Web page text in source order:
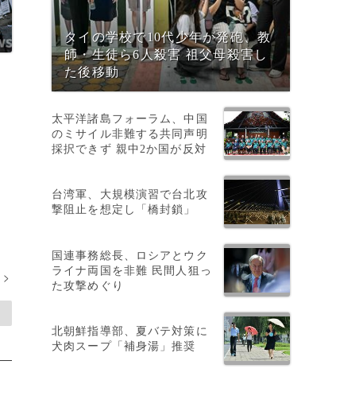
>
タイの学校で10代少年が発砲、教
師・生徒ら6人殺害 祖父母殺害し
た後移動
太平洋諸島フォーラム、中国
のミサイル非難する共同声明
採択できず 親中2か国が反対
台湾軍、大規模演習で台北攻
撃阻止を想定し「橋封鎖」
国連事務総長、ロシアとウク
ライナ両国を非難 民間人狙っ
た攻撃めぐり
北朝鮮指導部、夏バテ対策に
犬肉スープ「補身湯」推奨